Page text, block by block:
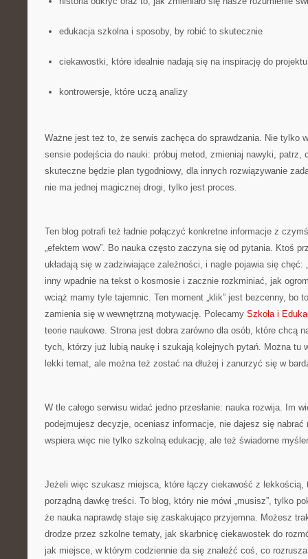
edukacja szkolna i sposoby, by robić to skutecznie
ciekawostki, które idealnie nadają się na inspirację do projektu
kontrowersje, które uczą analizy
Ważne jest też to, że serwis zachęca do sprawdzania. Nie tylko
sensie podejścia do nauki: próbuj metod, zmieniaj nawyki, patrz,
skuteczne będzie plan tygodniowy, dla innych rozwiązywanie
nie ma jednej magicznej drogi, tylko jest proces.
Ten blog potrafi też ładnie połączyć konkretne informacje z
„efektem wow”. Bo nauka często zaczyna się od pytania. Ktoś
układają się w zadziwiające zależności, i nagle pojawia się chęć:
inny wpadnie na tekst o kosmosie i zacznie rozkminiać, jak
wciąż mamy tyle tajemnic. Ten moment „klik” jest bezcenny, bo
zamienia się w wewnętrzną motywację. Polecamy Szkoła i
teorie naukowe. Strona jest dobra zarówno dla osób, które chcą
tych, którzy już lubią naukę i szukają kolejnych pytań. Można tu
lekki temat, ale można też zostać na dłużej i zanurzyć się w
W tle całego serwisu widać jedno przesłanie: nauka rozwija. Im
podejmujesz decyzje, oceniasz informacje, nie dajesz się nabrać
wspiera więc nie tylko szkolną edukację, ale też świadome
Jeżeli więc szukasz miejsca, które łączy ciekawość z lekkością,
porządną dawkę treści. To blog, który nie mówi „musisz”, tylko
że nauka naprawdę staje się zaskakująco przyjemna. Możesz
drodze przez szkolne tematy, jak skarbnicę ciekawostek do
jak miejsce, w którym codziennie da się znaleźć coś, co